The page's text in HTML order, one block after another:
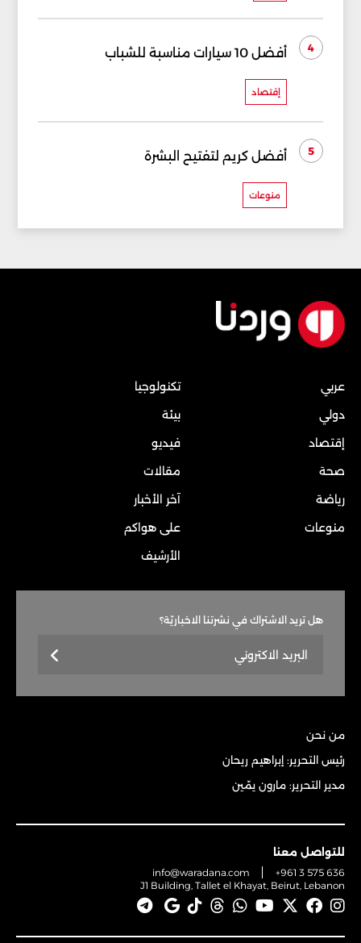
4 أفضل 10 سيارات مناسبة للشباب
إقتصاد
5 أفضل كريم لتفتيح البشرة
منوعات
عربي
دولي
إقتصاد
صحة
رياضة
منوعات
تكنولوجيا
بيئة
فيديو
مقالات
آخر الأخبار
على هواكم
الأرشيف
هل تريد الاشتراك في نشرتنا الاخباريّة؟
من نحن
رئيس التحرير: إبراهيم ريحان
مدير التحرير: مارون يمّين
للتواصل معنا
info@waradana.com
+961 3 575 636
J1 Building, Tallet el Khayat, Beirut, Lebanon